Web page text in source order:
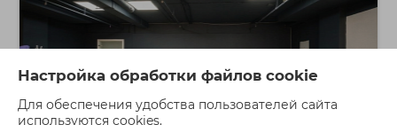
Настройка обработки файлов cookie
Для обеспечения удобства пользователей сайта
используются cookies.